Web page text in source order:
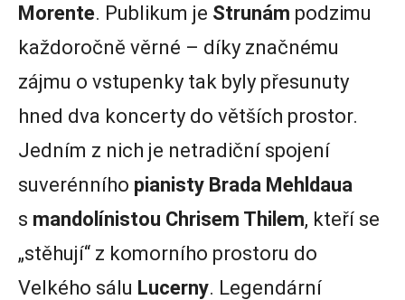
Morente. Publikum je Strunám podzimu
každoročně věrné – díky značnému
zájmu o vstupenky tak byly přesunuty
hned dva koncerty do větších prostor.
Jedním z nich je netradiční spojení
suverénního pianisty Brada Mehldaua
s mandolínistou Chrisem Thilem, kteří se
„stěhují“ z komorního prostoru do
Velkého sálu Lucerny. Legendární